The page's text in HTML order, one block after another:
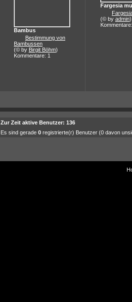
Bambus
Bestimmung von
Bambussen
(© by Birgit Böhm)
Kommentare: 1
Fargesia
(© by admin)
Zur Zeit aktive Benutzer: 136
Es sind gerade 0 registrierte(r) Benutzer (0 davon